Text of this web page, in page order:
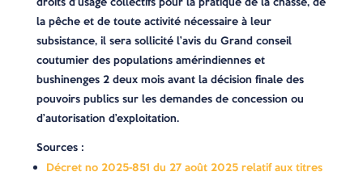
la pêche et de toute activité nécessaire à leur
subsistance, il sera sollicité l’avis du Grand conseil
coutumier des populations amérindiennes et
bushinenges 2 deux mois avant la décision finale des
pouvoirs publics sur les demandes de concession ou
d’autorisation d’exploitation.
Sources :
Décret no 2025-851 du 27 août 2025 relatif aux titres